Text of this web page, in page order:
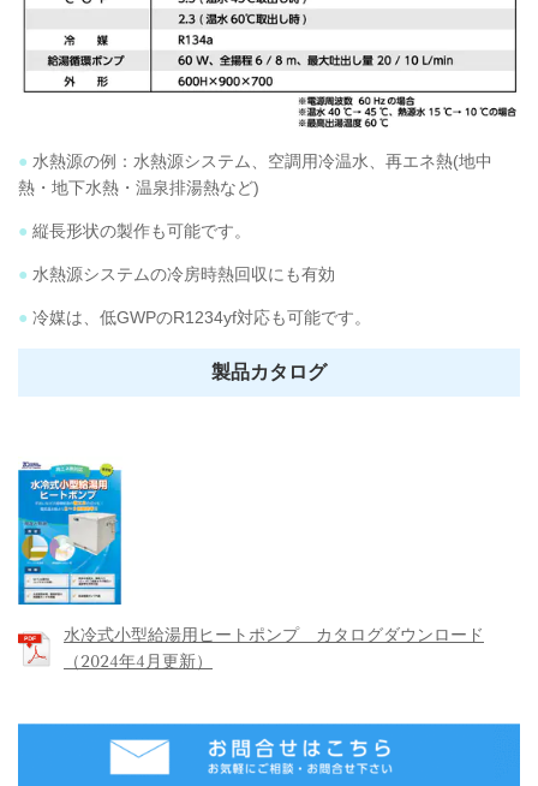
● 水熱源の例：水熱源システム、空調用冷温水、再エネ熱(地中
熱・地下水熱・温泉排湯熱など)
● 縦長形状の製作も可能です。
● 水熱源システムの冷房時熱回収にも有効
● 冷媒は、低GWPのR1234yf対応も可能です。
製品カタログ
水冷式小型給湯用ヒートポンプ カタログダウンロード
（2024年4月更新）